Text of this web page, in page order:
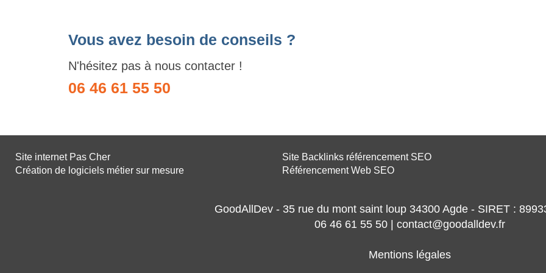
Vous avez besoin de conseils ?
N'hésitez pas à nous contacter !
06 46 61 55 50
Site internet Pas Cher
Création de logiciels métier sur mesure
Site Backlinks référencement SEO
Référencement Web SEO
GoodAllDev - 35 rue du mont saint loup 34300 Agde - SIRET :
06 46 61 55 50 | contact@goodalldev.fr
Mentions légales